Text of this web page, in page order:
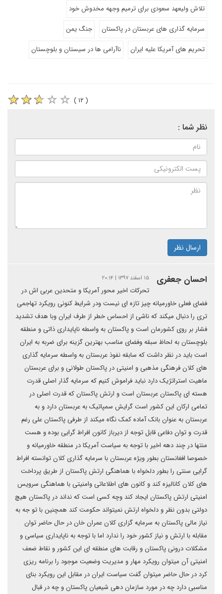
تلاش ولیعهد سعودی برای ترمیم وجهه مخدوش خود
سرمایه گذاری های عربستان در پاکستان
جنگ یمن
تحریم های آمریکا علیه ایران
ناآرامی ها در سیستان و بلوچستان
( ۱۲ )
نظر شما :
ارسال نظر
احسان جعفری ۱۵ اسفند ۱۳۹۷ | ۲۰:۱۴
تحرکات اخیر محور آمریکا و متحدین عربی اش در
فضای فعلی خاورمیانه چیز تازه ای نیست ودر شرایط کنونی رویکرد تهاجمی
تری را دنبال میکند که ناشی از احساس خطر از طرف ایران وبا هدف تشدید
فشار بر روی کشورمان است و پاکستان به واسطه ناپایداری ذاتی و منطقه
بلوچستان به لحاظ سبقه وفضای مناسب بهترین گزینه برای ضربه به ایران
است باید در نظر داشت که سابقه نفوذ عربستان به واسطه سرمایه گذاری
های کلان فرهنگی مذهبی و امنیتی در پاکستان طولانی و برای عربستان
ماهیت استراتژیک دارد نباید فراموش کنیم که سرمایه گذار اصلی قدرت
هسته ای پاکستان عربستان است و ارتش پاکستان که قدرت اصلی در
تمامی ارکان این کشور است گرایش سمپاتیک به عربستان دارد و به
عربستان به عنوان بانک آماده کمک نگاه میکند از طرفی پاکستان علی رغم
قدرت و توان دفاعی قابل توجه از دیرباز کانون افراط گرایی بوده و هست
منتها در چند دهه اخیر با توجه به سیاست آمریکا در منطقه خاورمیانه و
خصوصا افغانستان بطور ویژه عربستان با سرمایه گذاری کلان توانسته افراط
گرایی سنتی را بطور دلخواه با هماهنگی ارتش پاکستان از طریق پرداخت
های کلان کانالیزه کند و کانون های اطلاعاتی وامنیتی با هماهنگی سرویس
امنیتی ارتش پاکستان ایجاد کند وچه کسی است که نداند در پاکستان هیچ
دولتی بدون نظر و دلخواه ارتش نمیتواند حکومت کند همچنین با تو جه به
نیاز مالی پاکستان به سرمایه گزاری کلان عمران خان در حال حاضر توان
مقابله با ارتش و نیاز کشور خود را ندارد اما با توجه به ناپایداری سیاسی و
مشکلات درونی پاکستان و رقابت های منطقه ای این کشور و نقاط ضعف
امنیتی آن میتوان رویکرد مهار و مدیریت وضعیت موجود را برنامه ریزی
کرد در حال حاضر میتوان گفت سیاست ایران در مقابل این رویکرد بنای
مناسبی دارد چه در مورد سازمان دهی شیعیان پاکستان و چه در قبال